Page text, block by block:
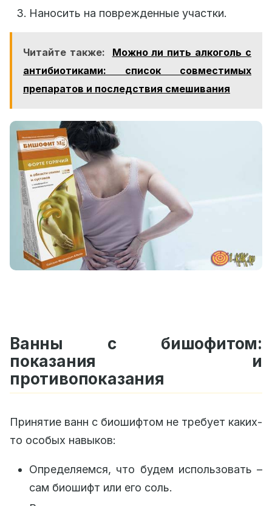
Наносить на поврежденные участки.
Читайте также:
Можно ли пить алкоголь с
антибиотиками: список совместимых
препаратов и последствия смешивания
Ванны с бишофитом:
показания и
противопоказания
Принятие ванн с биошифтом не требует каких-
то особых навыков:
Определяемся, что будем использовать –
сам биошифт или его соль.